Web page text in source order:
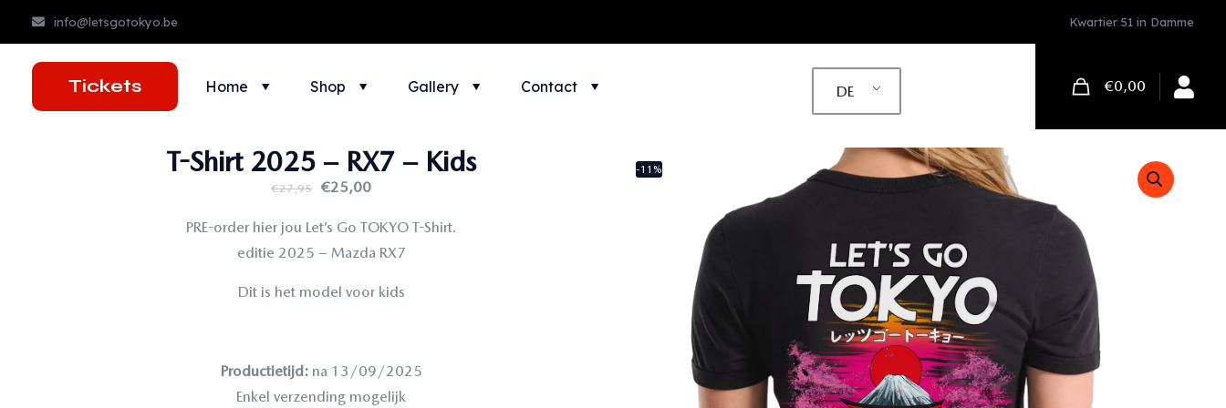
info@letsgotokyo.be Kwartier 51 in Damme
Tickets Home Shop Gallery Contact DE €0,00
T-Shirt 2025 – RX7 – Kids
€27,95 €25,00
PRE-order hier jou Let’s Go TOKYO T-Shirt.
editie 2025 – Mazda RX7
Dit is het model voor kids
Productietijd: na 13/09/2025
Enkel verzending mogelijk
-11%